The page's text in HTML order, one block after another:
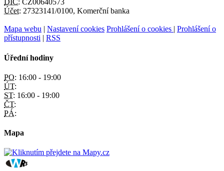
DIČ: CZ00640573
Účet: 27323141/0100, Komerční banka
Mapa webu | Nastavení cookies Prohlášení o cookies | Prohlášení o
přístupnosti | RSS
Úřední hodiny
PO: 16:00 - 19:00
ÚT:
ST: 16:00 - 19:00
ČT:
PÁ:
Mapa